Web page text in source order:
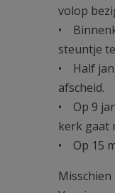
volop
•
steuntje
• Half
afscheid.
• Op 9
kerk gaat
• Op 15
Misschien